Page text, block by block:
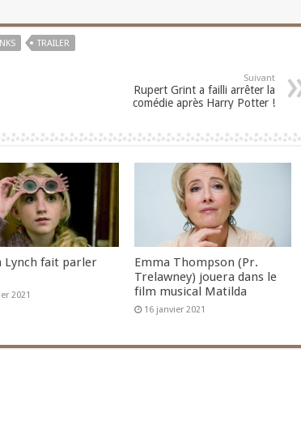
TRAILER
Suivant
Rupert Grint a failli arrêter la
comédie après Harry Potter !
Lynch fait parler
2021
Emma Thompson (Pr.
Trelawney) jouera dans le
film musical Matilda
16 janvier 2021